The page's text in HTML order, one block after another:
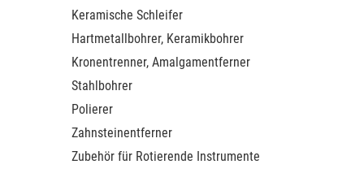
Keramische Schleifer
Hartmetallbohrer, Keramikbohrer
Kronentrenner, Amalgamentferner
Stahlbohrer
Polierer
Zahnsteinentferner
Zubehör für Rotierende Instrumente